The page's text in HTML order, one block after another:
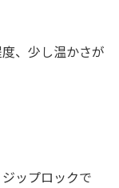
、少し温かさが
ップロックで